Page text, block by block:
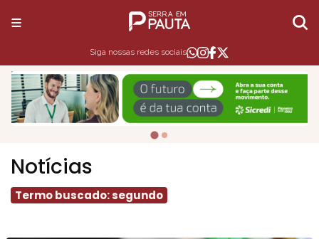
Siga nossas redes sociais
Notícias
Termo buscado: segundo